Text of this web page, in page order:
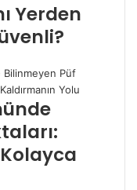
Yerden
Kolayca